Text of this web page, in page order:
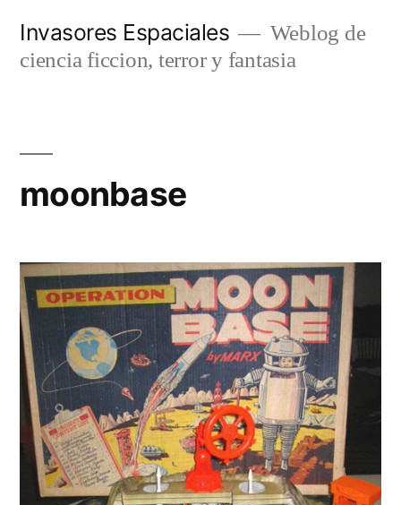
Invasores Espaciales
Weblog de
ciencia ficcion, terror y fantasia
moonbase